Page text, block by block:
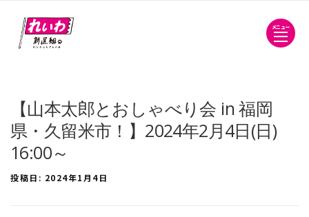
メニュー
【山本太郎とおしゃべり会 in 福岡
県・久留米市！】2024年2月4日(日)
16:00～
投稿日: 2024年1月4日